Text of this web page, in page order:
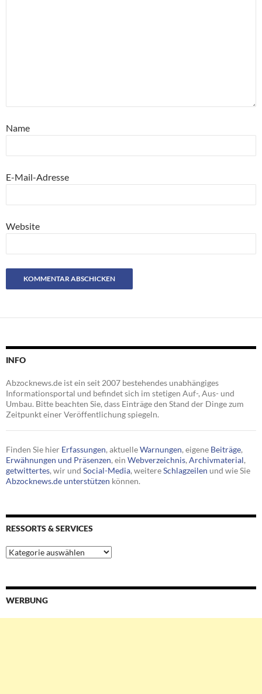
Name
E-Mail-Adresse
Website
INFO
Abzocknews.de ist ein seit 2007 bestehendes unabhängiges
Informationsportal und befindet sich im stetigen Auf-, Aus- und
Umbau. Bitte beachten Sie, dass Einträge den Stand der Dinge zum
Zeitpunkt einer Veröffentlichung spiegeln.
Finden Sie hier Erfassungen, aktuelleWarnungen, eigene Beiträge,
Erwähnungen und Präsenzen, ein Webverzeichnis, Archivmaterial,
getwittertes, wir und Social-Media, weitereSchlagzeilen und wie Sie
Abzocknews.de unterstützen können.
RESSORTS & SERVICES
Ressorts
&
WERBUNG